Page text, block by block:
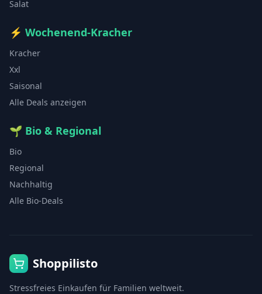
Salat
⚡ Wochenend-Kracher
Kracher
Xxl
Saisonal
Alle Deals anzeigen
🌱 Bio & Regional
Bio
Regional
Nachhaltig
Alle Bio-Deals
Shoppilisto
Stressfreies Einkaufen für Familien weltweit.